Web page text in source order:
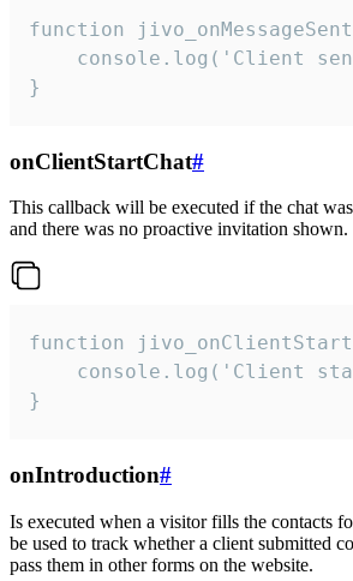
function
console.log('Client
}
onClientStartChat#
This callback will be executed if the chat
and there was no proactive invitation shown.
function
console.log('Client
}
onIntroduction#
Is executed when a visitor fills the contacts
be used to track whether a client submitted
pass them in other forms on the website.